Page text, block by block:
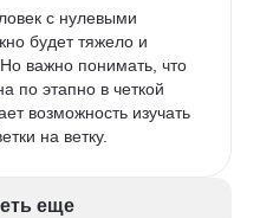
с нулевыми
будет тяжело и
важно понимать, что
по этапно в четкой
возможность изучать
на ветку.
еще